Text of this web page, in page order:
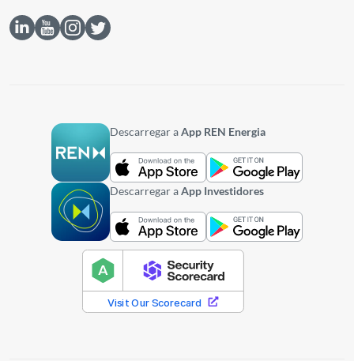
Descarregar aApp REN Energia
Descarregar aApp Investidores